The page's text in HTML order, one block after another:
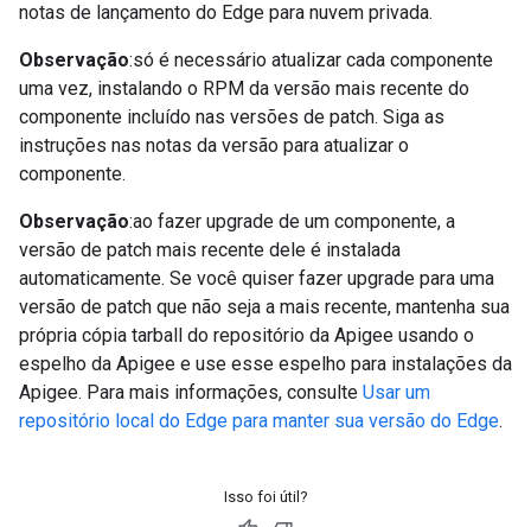
notas de lançamento do Edge para nuvem privada.
Observação:só é necessário atualizar cada componente
uma vez, instalando o RPM da versão mais recente do
componente incluído nas versões de patch. Siga as
instruções nas notas da versão para atualizar o
componente.
Observação:ao fazer upgrade de um componente, a
versão de patch mais recente dele é instalada
automaticamente. Se você quiser fazer upgrade para uma
versão de patch que não seja a mais recente, mantenha sua
própria cópia tarball do repositório da Apigee usando o
espelho da Apigee e use esse espelho para instalações da
Apigee. Para mais informações, consulte Usar um
repositório local do Edge para manter sua versão do Edge.
Isso foi útil?